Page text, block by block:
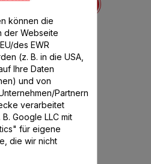
Menge.
3.70
legen
können die
der Webseite
des EWR
(z. B. in die USA,
Ihre Daten
und von
Partnern
verarbeitet
Google LLC mit
für eigene
die wir nicht